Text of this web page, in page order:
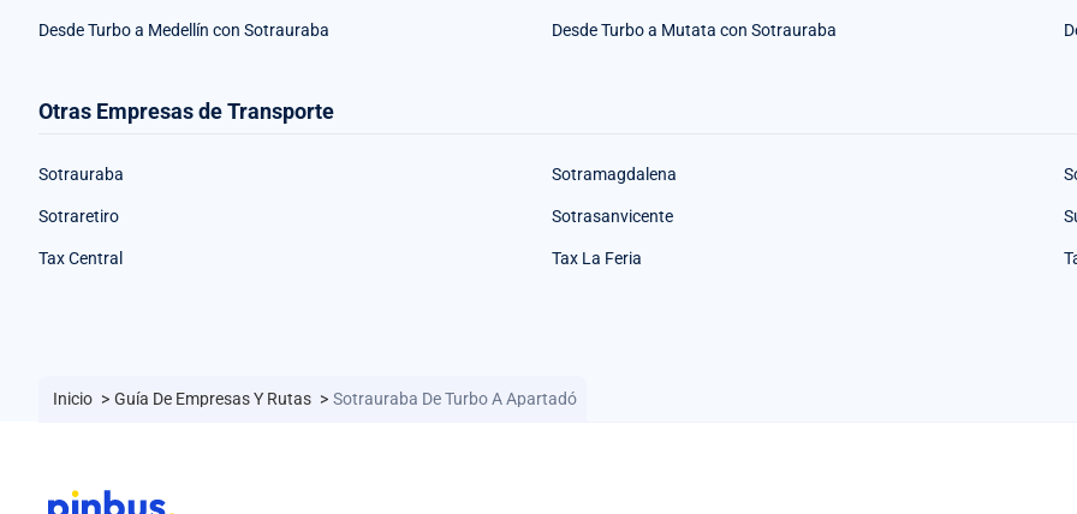
Desde Turbo a Medellín con Sotrauraba Desde Turbo a Mutata con Sotrauraba
Otras Empresas de Transporte
Sotrauraba Sotramagdalena
Sotraretiro Sotrasanvicente
Tax Central Tax La Feria
Inicio > Guía De Empresas Y Rutas > Sotrauraba De Turbo A Apartadó